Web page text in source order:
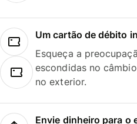
Um cartão de débito
Esqueça a
escondidas no
no exterior.
Envie dinheiro para o